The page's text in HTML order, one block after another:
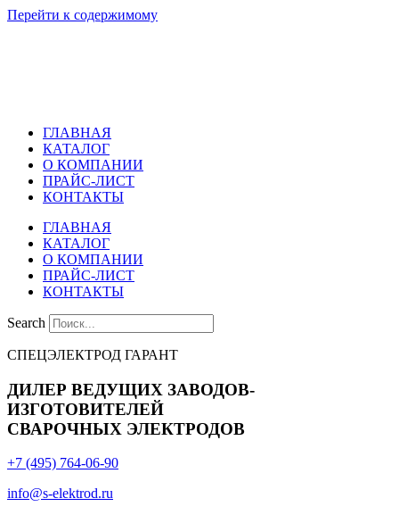
Перейти к содержимому
ГЛАВНАЯ
КАТАЛОГ
О КОМПАНИИ
ПРАЙС-ЛИСТ
КОНТАКТЫ
ГЛАВНАЯ
КАТАЛОГ
О КОМПАНИИ
ПРАЙС-ЛИСТ
КОНТАКТЫ
Search
СПЕЦЭЛЕКТРОД ГАРАНТ
ДИЛЕР ВЕДУЩИХ ЗАВОДОВ-
ИЗГОТОВИТЕЛЕЙ
СВАРОЧНЫХ ЭЛЕКТРОДОВ
+7 (495) 764-06-90
info@s-elektrod.ru